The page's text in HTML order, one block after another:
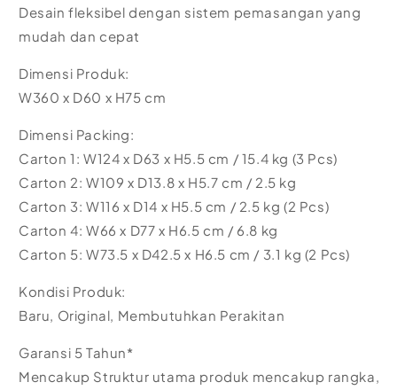
Desain fleksibel dengan sistem pemasangan yang
mudah dan cepat
Dimensi Produk:
W360 x D60 x H75 cm
Dimensi Packing:
Carton 1: W124 x D63 x H5.5 cm / 15.4 kg (3 Pcs)
Carton 2: W109 x D13.8 x H5.7 cm / 2.5 kg
Carton 3: W116 x D14 x H5.5 cm / 2.5 kg (2 Pcs)
Carton 4: W66 x D77 x H6.5 cm / 6.8 kg
Carton 5: W73.5 x D42.5 x H6.5 cm / 3.1 kg (2 Pcs)
Kondisi Produk:
Baru, Original, Membutuhkan Perakitan
Garansi 5 Tahun*
Mencakup Struktur utama produk mencakup rangka,